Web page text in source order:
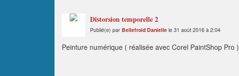
Distorsion temporelle 2
Publié(e) par Bellefroid Danielle le 31 août 2016 à 2:04
Peinture numérique ( réalisée avec Corel PaintShop Pro )